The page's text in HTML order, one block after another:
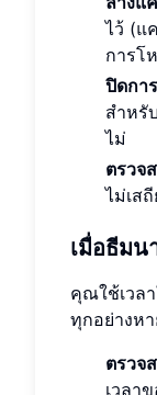
ไว้ (แ
การโ
ปิดกา
สำหรั
ไม่
ตรวจ
ไม่เส
เมื่อธีมน
คุณใช้เวล
ทุกอย่างห
ตรวจ
เวลา